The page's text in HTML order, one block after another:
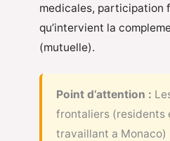
medicales, participation
qu’intervient la
(mutuelle).
Point d’attention :
frontaliers (residents
travaillant a Monaco)